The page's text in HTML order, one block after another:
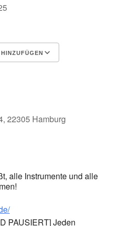
22305 Hamburg
alle Instrumente und alle
PAUSIERT] Jeden